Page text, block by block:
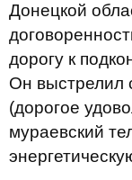
Донецкой
дорогу к
Он выстрелил
(дорогое
мураевский